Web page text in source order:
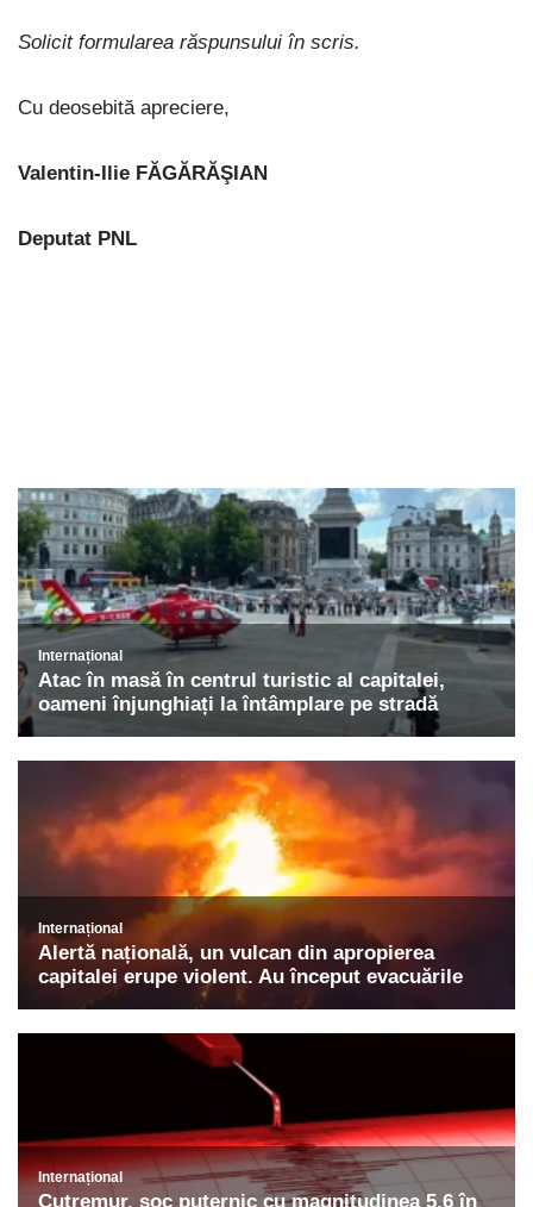
Solicit formularea răspunsului în scris.
Cu deosebită apreciere,
Valentin-Ilie FĂGĂRĂŞIAN
Deputat PNL